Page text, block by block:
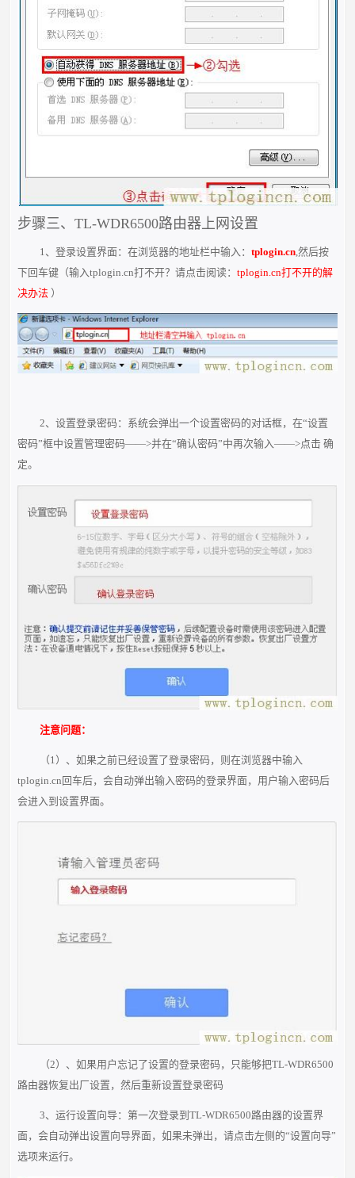
步骤三、TL-WDR6500路由器上网设置
1、登录设置界面：在浏览器的地址栏中输入： tplogin.cn,然后按
下回车键（输入tplogin.cn打不开？请点击阅读：tplogin.cn打不开的解
决办法 ）
2、设置登录密码：系统会弹出一个设置密码的对话框，在“设置
密码”框中设置管理密码——>并在“确认密码”中再次输入——>点击 确
定。
注意问题：
（1）、如果之前已经设置了登录密码，则在浏览器中输入
tplogin.cn回车后，会自动弹出输入密码的登录界面，用户输入密码后
会进入到设置界面。
（2）、如果用户忘记了设置的登录密码，只能够把TL-WDR6500
路由器恢复出厂设置，然后重新设置登录密码
3、运行设置向导：第一次登录到TL-WDR6500路由器的设置界
面，会自动弹出设置向导界面，如果未弹出，请点击左侧的“设置向导”
选项来运行。